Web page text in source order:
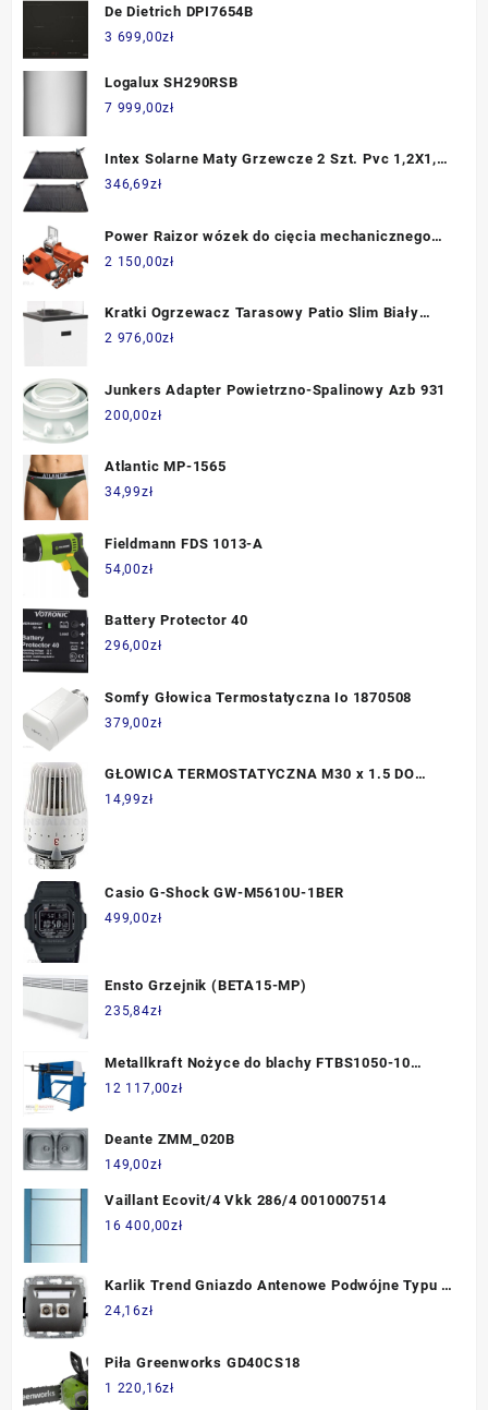
De Dietrich DPI7654B
3 699,00zł
Logalux SH290RSB
7 999,00zł
Intex Solarne Maty Grzewcze 2 Szt. Pvc 1,2X1,2
M Czarne
346,69zł
Power Raizor wózek do cięcia mechanicznego
Raimondi
2 150,00zł
Kratki Ogrzewacz Tarasowy Patio Slim Biały
(PATIOSLIMMG3037MBARSB)
2 976,00zł
Junkers Adapter Powietrzno-Spalinowy Azb 931
200,00zł
Atlantic MP-1565
34,99zł
Fieldmann FDS 1013-A
54,00zł
Battery Protector 40
296,00zł
Somfy Głowica Termostatyczna Io 1870508
379,00zł
GŁOWICA TERMOSTATYCZNA M30 x 1.5 DO
GRZEJNIKA
14,99zł
Casio G-Shock GW-M5610U-1BER
499,00zł
Ensto Grzejnik (BETA15-MP)
235,84zł
Metallkraft Nożyce do blachy FTBS1050-10
3772910
12 117,00zł
Deante ZMM_020B
149,00zł
Vaillant Ecovit/4 Vkk 286/4 0010007514
16 400,00zł
Karlik Trend Gniazdo Antenowe Podwójne Typu F
Grafit 11GF-2
24,16zł
Piła Greenworks GD40CS18
1 220,16zł